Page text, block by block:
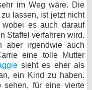
im Weg wäre. Die
lassen, ist jetzt nicht
es auch darauf
Staffel verfahren wird.
aber irgendwie auch
eine tolle Mutter
sieht es eher als
ein Kind zu haben.
sehen, für eine vierte